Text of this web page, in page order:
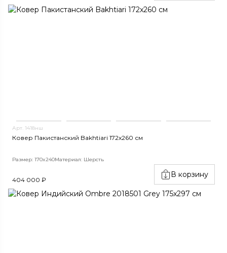
Арт. 1418нш
Ковер Пакистанский Bakhtiari 172x260 см
Размер: 170x240Материал: Шерсть
404 000 ₽
В корзину